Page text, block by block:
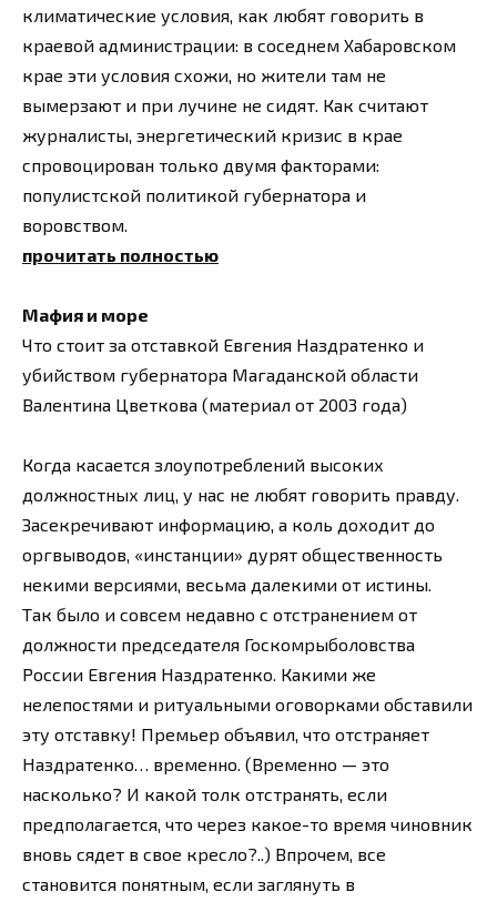
климатические условия, как любят говорить в
краевой администрации: в соседнем Хабаровском
крае эти условия схожи, но жители там не
вымерзают и при лучине не сидят. Как считают
журналисты, энергетический кризис в крае
спровоцирован только двумя факторами:
популистской политикой губернатора и
воровством.
прочитать полностью
Мафия и море
Что стоит за отставкой Евгения Наздратенко и
убийством губернатора Магаданской области
Валентина Цветкова (материал от 2003 года)
Когда касается злоупотреблений высоких
должностных лиц, у нас не любят говорить правду.
Засекречивают информацию, а коль доходит до
оргвыводов, «инстанции» дурят общественность
некими версиями, весьма далекими от истины.
Так было и совсем недавно с отстранением от
должности председателя Госкомрыболовства
России Евгения Наздратенко. Какими же
нелепостями и ритуальными оговорками обставили
эту отставку! Премьер объявил, что отстраняет
Наздратенко… временно. (Временно — это
насколько? И какой толк отстранять, если
предполагается, что через какое-то время чиновник
вновь сядет в свое кресло?..) Впрочем, все
становится понятным, если заглянуть в